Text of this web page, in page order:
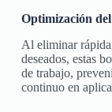
Optimización
Al eliminar
deseados, estas
de trabajo,
continuo en